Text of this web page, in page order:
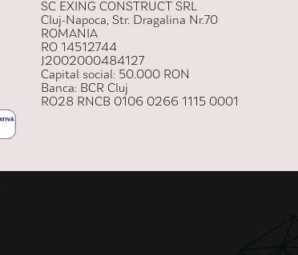
SC EXING CONSTRUCT SRL
Cluj-Napoca, Str. Dragalina Nr.70
ROMANIA
RO 14512744
J2002000484127
Capital social: 50.000 RON
Banca: BCR Cluj
RO28 RNCB 0106 0266 1115 0001